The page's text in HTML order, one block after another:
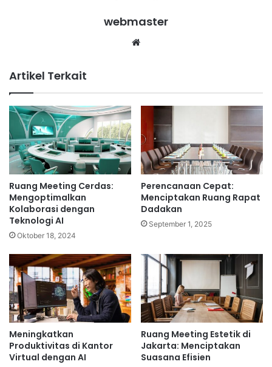
webmaster
Artikel Terkait
Ruang Meeting Cerdas:
Mengoptimalkan
Kolaborasi dengan
Teknologi AI
Oktober 18, 2024
Perencanaan Cepat:
Menciptakan Ruang Rapat
Dadakan
September 1, 2025
Meningkatkan
Produktivitas di Kantor
Virtual dengan AI
Ruang Meeting Estetik di
Jakarta: Menciptakan
Suasana Efisien